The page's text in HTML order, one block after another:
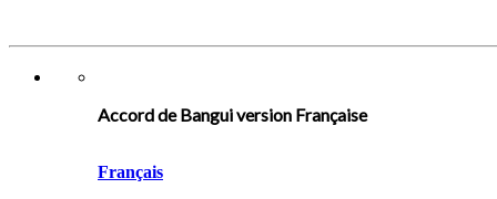
Accord de Bangui version Française
Français